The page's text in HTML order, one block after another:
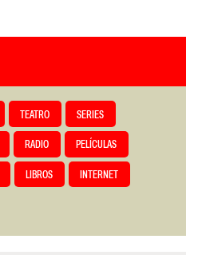
TEATRO SERIES
RADIO PELÍCULAS
LIBROS INTERNET